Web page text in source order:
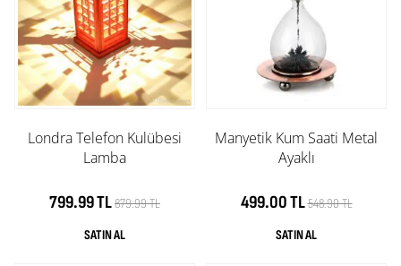
Londra Telefon Kulübesi
Lamba
799.99 TL879.99 TL
Manyetik Kum Saati Metal
Ayaklı
499.00 TL548.90 TL